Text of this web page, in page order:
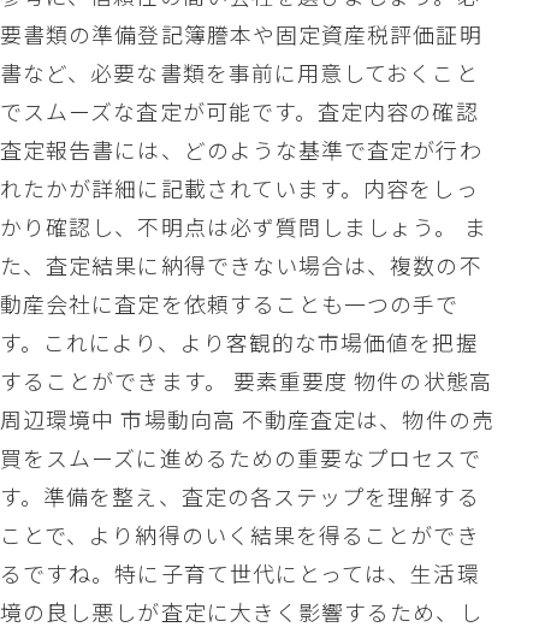
要書類の準備登記簿謄本や固定資産税評価証明
書など、必要な書類を事前に用意しておくこと
でスムーズな査定が可能です。査定内容の確認
査定報告書には、どのような基準で査定が行わ
れたかが詳細に記載されています。内容をしっ
かり確認し、不明点は必ず質問しましょう。 ま
た、査定結果に納得できない場合は、複数の不
動産会社に査定を依頼することも一つの手で
す。これにより、より客観的な市場価値を把握
することができます。 要素重要度 物件の状態高
周辺環境中 市場動向高 不動産査定は、物件の売
買をスムーズに進めるための重要なプロセスで
す。準備を整え、査定の各ステップを理解する
ことで、より納得のいく結果を得ることができ
るですね。特に子育て世代にとっては、生活環
境の良し悪しが査定に大きく影響するため、し